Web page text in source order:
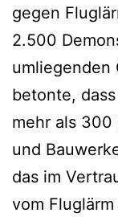
gegen
2.500
umliegenden
betonte,
mehr als 300
und
das im
vom